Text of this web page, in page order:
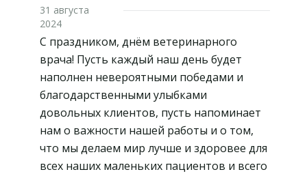
31 августа
2024
С праздником, днём ветеринарного
врача! Пусть каждый наш день будет
наполнен невероятными победами и
благодарственными улыбками
довольных клиентов, пусть напоминает
нам о важности нашей работы и о том,
что мы делаем мир лучше и здоровее для
всех наших маленьких пациентов и всего